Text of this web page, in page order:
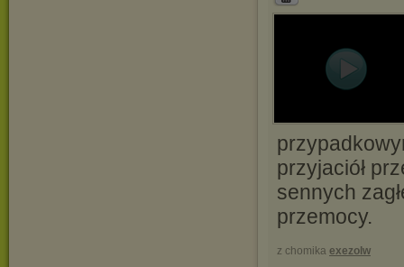
przyjaciół
sennych
przemocy.
z chomika exezolw